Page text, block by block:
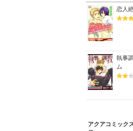
恋人
執事
ム
アクアコミック